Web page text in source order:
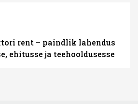
rent – paindlik lahendus
ehitusse ja teehooldusesse